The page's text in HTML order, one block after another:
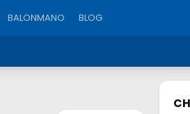
BALONMANO BLOG